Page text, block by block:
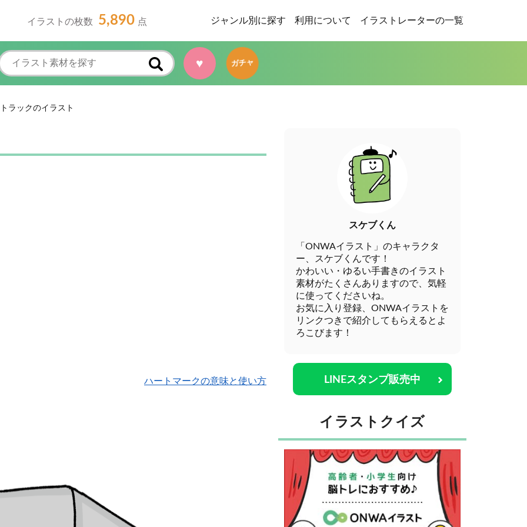
イラストの枚数 5,890 点 ジャンル別に探す 利用について イラストレーターの一覧
♥ ガチャ
ラックのイラスト
ハートマークの意味と使い方
スケブくん
「ONWAイラスト」のキャラクタ
ー、スケブくんです！
かわいい・ゆるい手書きのイラスト
素材がたくさんありますので、気軽
に使ってくださいね。
お気に入り登録、ONWAイラストを
リンクつきで紹介してもらえるとよ
ろこびます！
LINEスタンプ販売中
イラストクイズ